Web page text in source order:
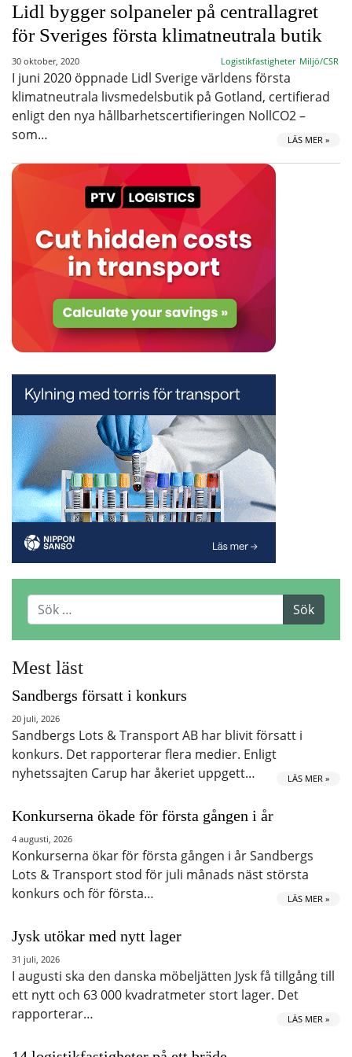
Lidl bygger solpaneler på centrallagret
för Sveriges första klimatneutrala butik
30 oktober, 2020 Logistikfastigheter Miljö/CSR
I juni 2020 öppnade Lidl Sverige världens första
klimatneutrala livsmedelsbutik på Gotland, certifierad
enligt den nya hållbarhetscertifieringen NollCO2 –
som…
LÄS MER »
Mest läst
Sandbergs försatt i konkurs
20 juli, 2026
Sandbergs Lots & Transport AB har blivit försatt i
konkurs. Det rapporterar flera medier. Enligt
nyhetssajten Carup har åkeriet uppgett…
LÄS MER »
Konkurserna ökade för första gången i år
4 augusti, 2026
Konkurserna ökar för första gången i år Sandbergs
Lots & Transport stod för juli månads näst största
konkurs och för första…
LÄS MER »
Jysk utökar med nytt lager
31 juli, 2026
I augusti ska den danska möbeljätten Jysk få tillgång till
ett nytt och 63 000 kvadratmeter stort lager. Det
rapporterar…
LÄS MER »